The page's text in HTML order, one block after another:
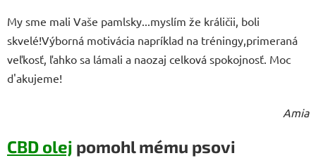
My sme mali Vaše pamlsky...myslím že králičii, boli
skvelé!Výborná motivácia napríklad na tréningy,primeraná
veľkosť, ľahko sa lámali a naozaj celková spokojnosť. Moc
d'akujeme!
Amia
CBD olej pomohl mému psovi